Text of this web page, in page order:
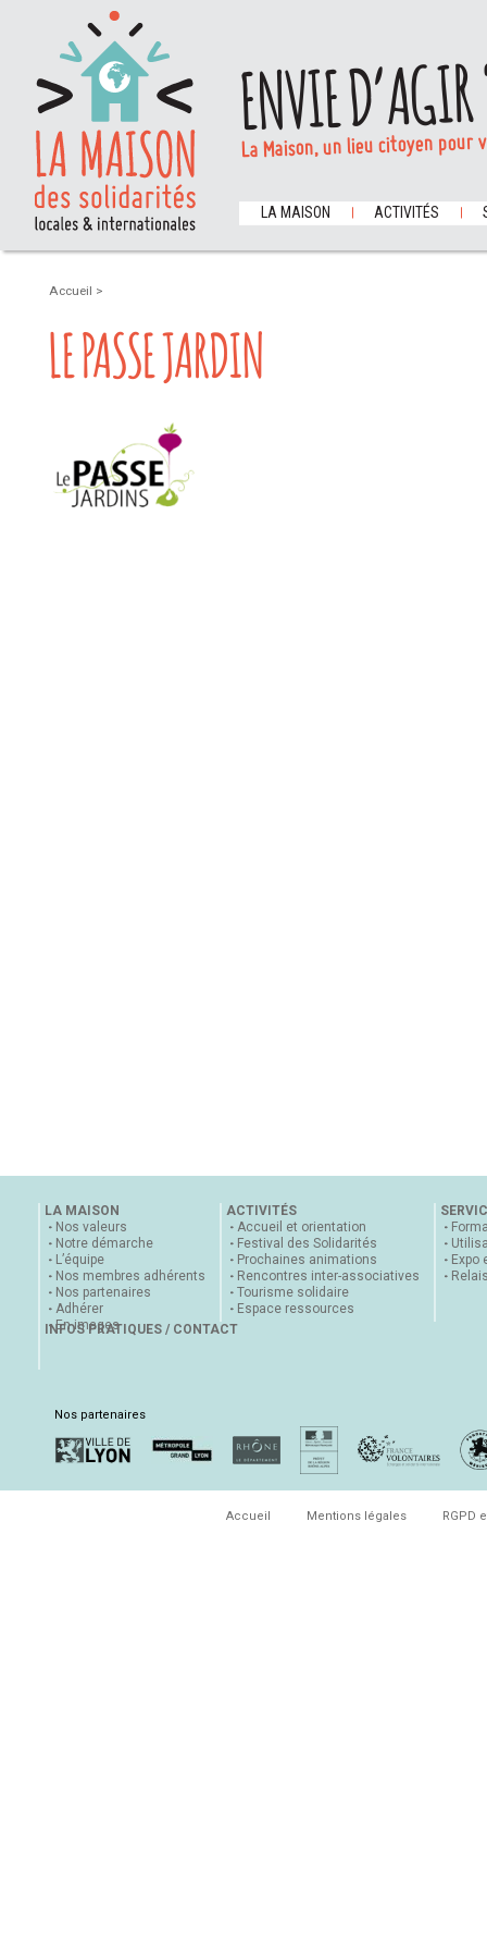
ENVIE
La Maison, un lieu citoyen
LA MAISON ACTIVITÉS
Accueil >
LE PASSE JARDIN
LA MAISON
Nos valeurs
Notre démarche
L’équipe
Nos membres adhérents
Nos partenaires
Adhérer
En images
ACTIVITÉS
Accueil et orientation
Festival des Solidarités
Prochaines animations
Rencontres inter-associatives
Tourisme solidaire
Espace ressources
Expo
INFOS PRATIQUES / CONTACT
Nos partenaires
Accueil Mentions légales RGPD